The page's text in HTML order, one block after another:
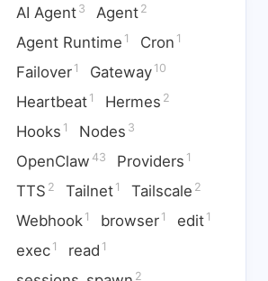
Gateway10
edit1 exec1
1
文件读写
AI Agent 3 Agent 2
Agent Runtime 1 Cron 1
Failover 1 Gateway 10
Heartbeat 1 Hermes 2
Hooks 1 Nodes 3
OpenClaw 43 Providers 1
TTS 2 Tailnet 1 Tailscale 2
Webhook 1 browser 1 edit 1
exec 1 read 1
2